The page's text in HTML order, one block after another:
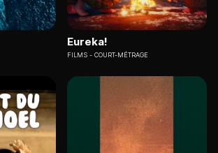
Eureka!
FILMS COURT-MÉTRAGE